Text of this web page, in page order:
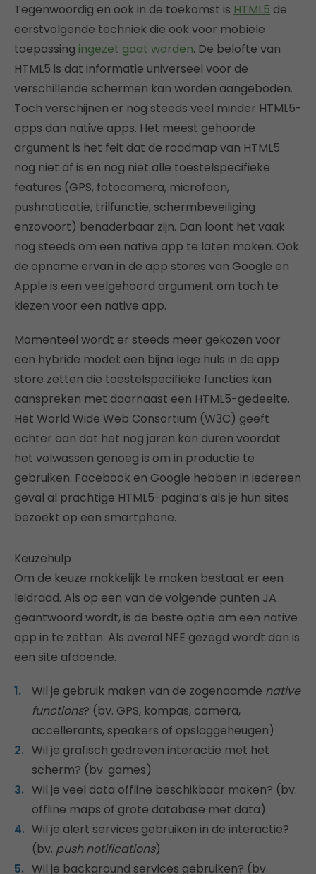
Tegenwoordig en ook in de toekomst is HTML5 de
eerstvolgende techniek die ook voor mobiele
toepassing ingezet gaat worden. De belofte van
HTML5 is dat informatie universeel voor de
verschillende schermen kan worden aangeboden.
Toch verschijnen er nog steeds veel minder HTML5-
apps dan native apps. Het meest gehoorde
argument is het feit dat de roadmap van HTML5
nog niet af is en nog niet alle toestelspecifieke
features (GPS, fotocamera, microfoon,
pushnoticatie, trilfunctie, schermbeveiliging
enzovoort) benaderbaar zijn. Dan loont het vaak
nog steeds om een native app te laten maken. Ook
de opname ervan in de app stores van Google en
Apple is een veelgehoord argument om toch te
kiezen voor een native app.
Momenteel wordt er steeds meer gekozen voor
een hybride model: een bijna lege huls in de app
store zetten die toestelspecifieke functies kan
aanspreken met daarnaast een HTML5-gedeelte.
Het World Wide Web Consortium (W3C) geeft
echter aan dat het nog jaren kan duren voordat
het volwassen genoeg is om in productie te
gebruiken. Facebook en Google hebben in iedereen
geval al prachtige HTML5-pagina’s als je hun sites
bezoekt op een smartphone.
Keuzehulp
Om de keuze makkelijk te maken bestaat er een
leidraad. Als op een van de volgende punten JA
geantwoord wordt, is de beste optie om een native
app in te zetten. Als overal NEE gezegd wordt dan is
een site afdoende.
Wil je gebruik maken van de zogenaamde native
functions? (bv. GPS, kompas, camera,
accellerants, speakers of opslaggeheugen)
Wil je grafisch gedreven interactie met het
scherm? (bv. games)
Wil je veel data offline beschikbaar maken? (bv.
offline maps of grote database met data)
Wil je alert services gebruiken in de interactie?
(bv. push notifications)
Wil je background services gebruiken? (bv.